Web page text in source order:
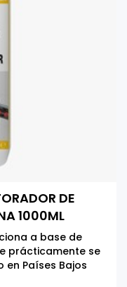
DE
1000ML
a base de
prácticamente se
en Países Bajos